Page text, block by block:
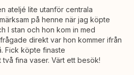
ateljé lite utanför centrala
på henne när jag köpte
I stan och hon kom in med
direkt var hon kommer ifrån
Fick köpte finaste
fina vaser. Värt ett besök!